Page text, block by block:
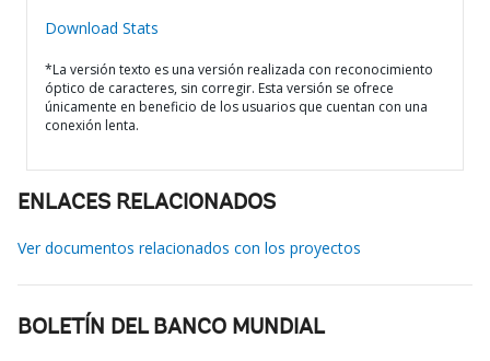
Download Stats
*La versión texto es una versión realizada con reconocimiento
óptico de caracteres, sin corregir. Esta versión se ofrece
únicamente en beneficio de los usuarios que cuentan con una
conexión lenta.
ENLACES RELACIONADOS
Ver documentos relacionados con los proyectos
BOLETÍN DEL BANCO MUNDIAL